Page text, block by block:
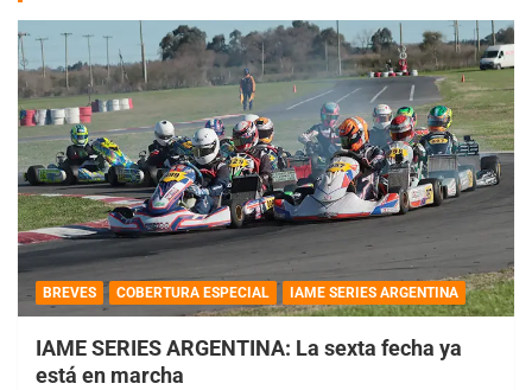
BREVES COBERTURA ESPECIAL IAME SERIES ARGENTINA
IAME SERIES ARGENTINA: La sexta fecha ya
está en marcha